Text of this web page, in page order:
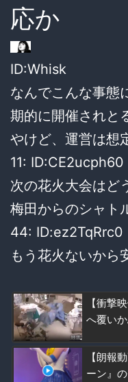
応か
ID:Whisk
なんでこんな事態
期的に開催されと
やけど、運営は想
11: ID:CE2ucph60
次の花火大会はど
梅田からのシャト
44: ID:ez2TqRrc0
もう花火ないから
【衝撃
へ覆い
【朗報
ーン』